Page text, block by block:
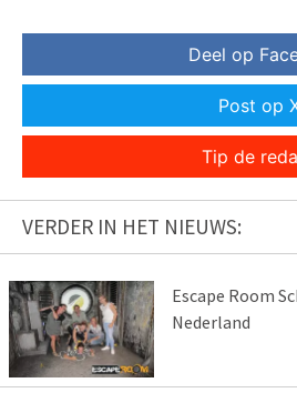
Deel op
Post op
Tip de
VERDER IN HET NIEUWS:
Escape Room
Nederland